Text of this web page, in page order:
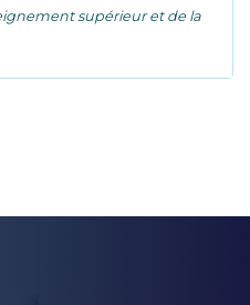
supérieur et de la